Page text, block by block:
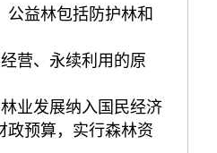
益林包括防护林和
营、永续利用的原
业发展纳入国民经济
政预算，实行森林资